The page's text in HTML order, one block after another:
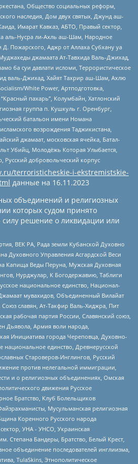
Общество социальных реформ,
наследия, Дом двух святых, Джунд аш-
Имарат Кавказ, АБТО, Правый сектор,
аль-Нусра ли-Ахль аш-Шам, Народное
Пожарского, Аджр от Аллаха Субхану уа
джамаата Ат-Тавхида Валь-Джихад,
ба суи давлати исломи, Террористическое
валь-Джихад, Хайят Тахрир аш-Шам, Ахлю
White Power, Артподготовка,
пахарь”, Колумбайн, Хатлонский
группа п. Кушкуль г. Оренбург,
батальон имени Номана
возрождения Таджикистана,
джамаат, московская ячейка, Батал-
Убийц, Молодёжь Которая Улыбается,
Русский добровольческий корпус
terroristicheskie-i-ekstremistskie-
данные на 16.11.2023
объединений и религиозных
которых судом принято
решение о ликвидации или
ВЕК РА, Рада земли Кубанской Духовно
Духовного Управления Асгардской Веси
Капища Веды Перуна, Мужская Духовная
Нурджулар, К Богодержавию, Таблиги
национальное единство, Национал-
мувахидов, Объединенный Вилайат
славян, Ат-Такфир Валь-Хиджра, Пит
рабочая партия России, Славянский союз,
Дьявола, Армия воли народа,
Инициатива города Череповца, Духовно-
национальное единство, Древнерусской
Староверов-Инглингов, Русский
против нелегальной иммиграции,
и о религиозных объединениях, Омская
движения Русское
Братство, Клуб Болельщиков
Мусульманская религиозная
Коренного Русского народа
УНА - УНСО, Украинская
Степана Бандеры, Братство, Белый Крест,
объединение последователей инглиизма,
TulaSkins, Этнополитическое